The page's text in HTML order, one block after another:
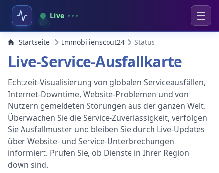
Live
Startseite Immobilienscout24 Status
Live-Service-Ausfallkarte
Echtzeit-Visualisierung von globalen Serviceausfällen,
Internet-Downtime, Website-Problemen und von
Nutzern gemeldeten Störungen aus der ganzen Welt.
Überwachen Sie die Service-Zuverlässigkeit, verfolgen
Sie Ausfallmuster und bleiben Sie durch Live-Updates
über Website- und Service-Unterbrechungen
informiert. Prüfen Sie, ob Dienste in Ihrer Region
down sind.